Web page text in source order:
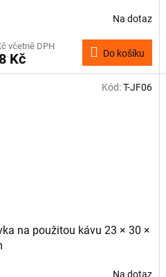
Na dotaz
včetně DPH
Kč Do košíku
na použitou kávu 23 × 30 ×
Na dotaz
Kód:T-JF06